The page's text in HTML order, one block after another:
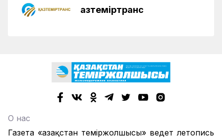
Қазтеміртранс
О нас
Газета «Қазақстан теміржолшысы» ведет летопись